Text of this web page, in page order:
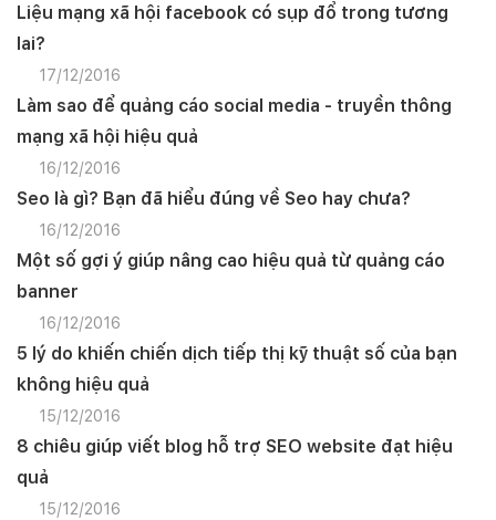
Liệu mạng xã hội facebook có sụp đổ trong tương
lai?
17/12/2016
Làm sao để quảng cáo social media - truyền thông
mạng xã hội hiệu quả
16/12/2016
Seo là gì? Bạn đã hiểu đúng về Seo hay chưa?
16/12/2016
Một số gợi ý giúp nâng cao hiệu quả từ quảng cáo
banner
16/12/2016
5 lý do khiến chiến dịch tiếp thị kỹ thuật số của bạn
không hiệu quả
15/12/2016
8 chiêu giúp viết blog hỗ trợ SEO website đạt hiệu
quả
15/12/2016